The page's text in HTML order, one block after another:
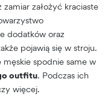
założyć kraciaste
dodatków oraz
pojawią się w stroju.
męskie spodnie same w
outfitu. Podczas ich
więcej.